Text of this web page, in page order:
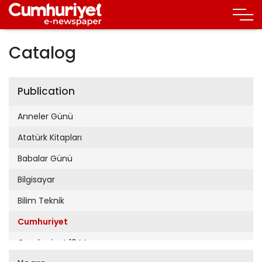
Catalog
Publication
Anneler Günü
Atatürk Kitapları
Babalar Günü
Bilgisayar
Bilim Teknik
Cumhuriyet
Cumhuriyet 19 Mayıs